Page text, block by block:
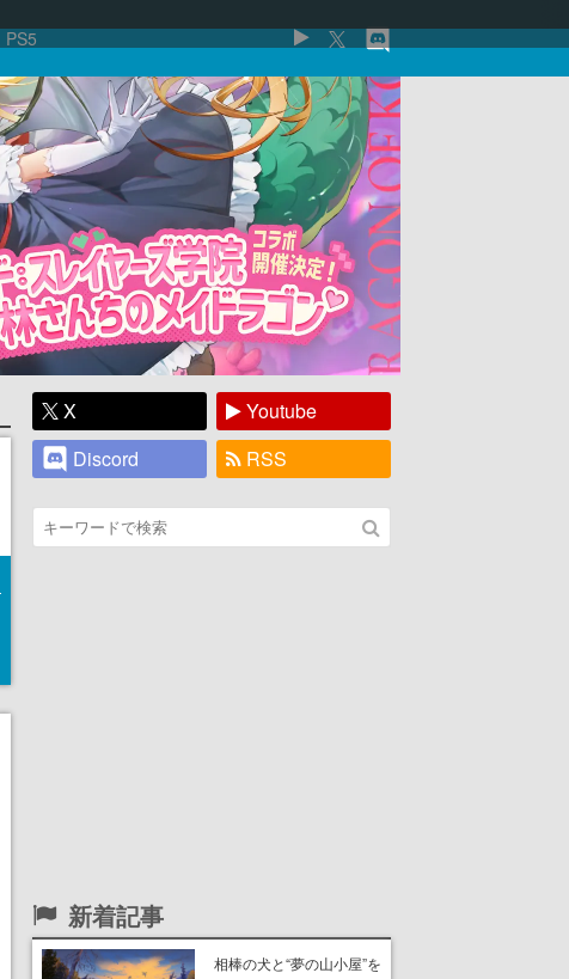
PS5
X
Youtube
Discord
RSS
新着記事
相棒の犬と“夢の山小屋”を